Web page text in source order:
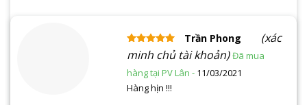
Được xếp
hạng5 5 sao
Trần Phong
(xác
minh chủ tài khoản)
11/03/2021
Hàng hịn !!!